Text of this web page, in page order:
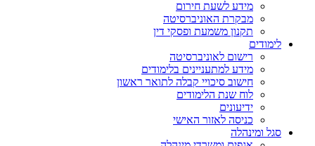
מידע לשעת חירום
מבקרת האוניברסיטה
תקנון משמעת ופסקי דין
לימודים
רישום לאוניברסיטה
מידע למתעניינים בלימודים
חישוב סיכויי קבלה לתואר ראשון
לוח שנת הלימודים
ידיעונים
כניסה לאזור האישי
סגל ומינהלה